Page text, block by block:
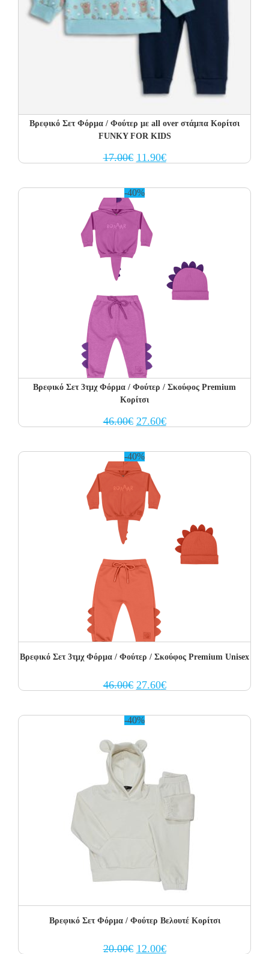
Βρεφικό Σετ Φόρμα / Φούτερ με all over στάμπα Κορίτσι
FUNKY FOR KIDS
17.00€ Original
price
11.90€Current
price
-40%
Βρεφικό Σετ 3τμχ Φόρμα / Φούτερ / Σκούφος Premium
Κορίτσι
46.00€ Original
price
27.60€Current
price
-40%
Βρεφικό Σετ 3τμχ Φόρμα / Φούτερ / Σκούφος Premium Unisex
46.00€ Original
price
27.60€Current
price
-40%
Βρεφικό Σετ Φόρμα / Φούτερ Βελουτέ Κορίτσι
20.00€ Original
12.00€Current